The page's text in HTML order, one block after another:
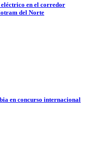
en el corredor
del Norte
en concurso internacional